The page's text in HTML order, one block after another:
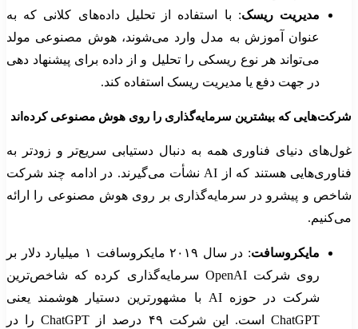
مدیریت ریسک: با استفاده از تحلیل داده‌های کلانی که به
عنوان آموزش به مدل وارد می‌شوند، هوش مصنوعی مولد
می‌تواند هر نوع ریسکی را تحلیل و از داده برای پیشنهاد دهی
در جهت دفع یا مدیریت ریسک استفاده کند.
شرکت‌هایی که بیشترین سرمایه‌گذاری را روی هوش مصنوعی کرده‌اند
غول‌های دنیای فناوری همه به دنبال دستیابی سریع‌تر و زودتر به
فناوری‌هایی هستند که از AI نشأت می‌گیرند. در ادامه چند شرکت
شاخص و پیشرو در سرمایه‌گذاری بر روی هوش مصنوعی را ارائه
می‌کنیم.
مایکروسافت
: در سال ۲۰۱۹ مایکروسافت ۱ میلیارد دلار بر
روی شرکت OpenAI سرمایه‌گذاری کرده که شاخص‌ترین
شرکت در حوزه AI با مشهورترین دستیار هوشمند یعنی
ChatGPT است. این شرکت ۴۹ درصد از ChatGPT را در